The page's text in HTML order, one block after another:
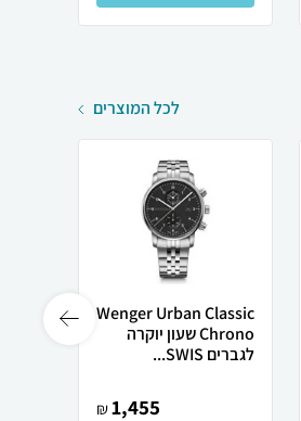
לכל המוצרים
Wenger Urban Classic
Chrono שעון יוקרה
לגברים SWIS...
1,455
₪